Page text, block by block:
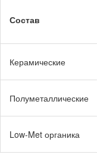
Состав
Керамические
Полуметаллические
Low-Met органика